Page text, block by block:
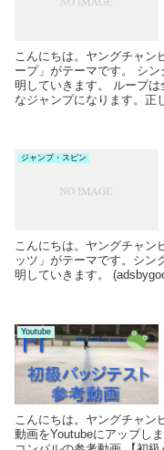
こんにちは。ヤングチャン
ープ」がテーマです。 シ
明していきます。 ループ
なジャンプになります。正
ジャンプ・スピン
こんにちは。ヤングチャン
ッツ」がテーマです。シン
明していきます。
Youtube
こんにちは。ヤングチャン
動画をYoutubeにアップし